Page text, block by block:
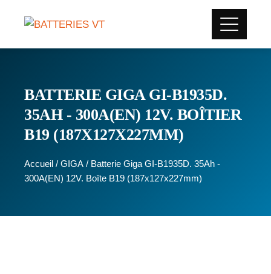
BATTERIE GIGA GI-B1935D.
35AH - 300A(EN) 12V. BOÎTIER
B19 (187X127X227MM)
Accueil / GIGA / Batterie Giga GI-B1935D. 35Ah -
300A(EN) 12V. Boîte B19 (187x127x227mm)